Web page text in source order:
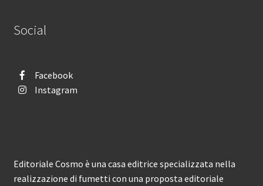
Social
Facebook
Instagram
Editoriale Cosmo è una casa editrice specializzata nella
realizzazione di fumetti con una proposta editoriale